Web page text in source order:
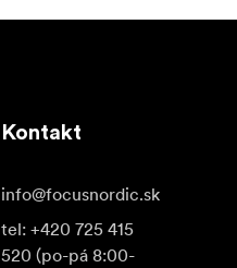
Kontakt
info@focusnordic.sk
tel: +420 725 415
520 (po-pá 8:00-